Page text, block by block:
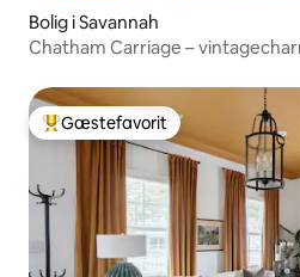
Bolig i Savannah
Chatham Carriage –
Bedste gæstefavorit
Gæstefavorit